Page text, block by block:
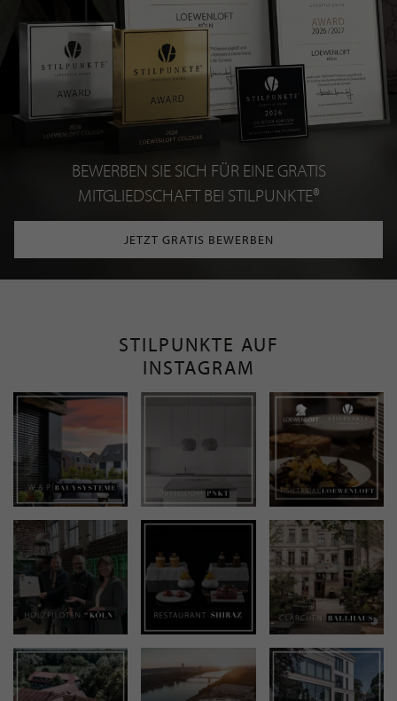
BEWERBEN SIE SICH FÜR EINE GRATIS
MITGLIEDSCHAFT BEI STILPUNKTE®
JETZT GRATIS BEWERBEN
STILPUNKTE AUF
INSTAGRAM